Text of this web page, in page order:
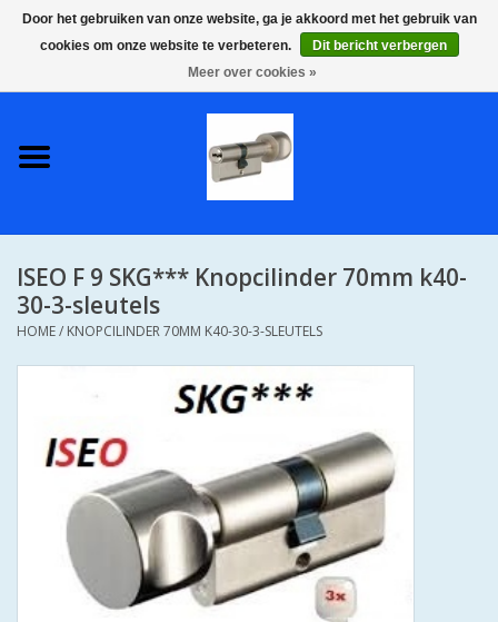
0 Artikelen - €0,00
S2 COMPLETE VEILIGE
SKG**
IEDERE GEWENSTE MAAT MET
GEWONE GENUMMERDE
S2 CILINDERSLOTEN IN IEDERE
GEWENSTE MAAT MET
KEERSLEUTEL
(GAATJES)VEILIGE
GENUMMERDE SLEUTELS
ISEO F 9 SKG*** Knopcilinder 70mm k40-
30-3-sleutels
HOME/ KNOPCILINDER 70MM K40-30-3-SLEUTELS
Door het gebruiken van onze website, ga je akkoord met het gebruik van
cookies om onze website te verbeteren.
Dit bericht verbergen
Meer over cookies »